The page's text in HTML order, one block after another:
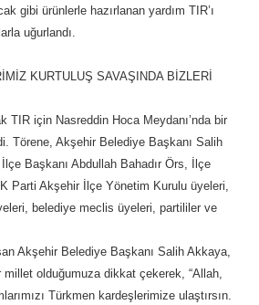
gibi ürünlerle hazırlanan yardım TIR’ı
uğurlandı.
KURTULUŞ SAVAŞINDA BİZLERİ
TIR için Nasreddin Hoca Meydanı’nda bir
Törene, Akşehir Belediye Başkanı Salih
Başkanı Abdullah Bahadır Örs, İlçe
Parti Akşehir İlçe Yönetim Kurulu üyeleri,
belediye meclis üyeleri, partililer ve
Akşehir Belediye Başkanı Salih Akkaya,
millet olduğumuza dikkat çekerek, “Allah,
Türkmen kardeşlerimize ulaştırsın.